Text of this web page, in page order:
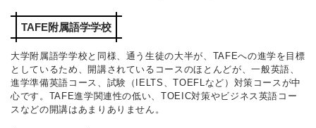
TAFE附属語学学校
大学附属語学学校と同様、通う生徒の大半が、TAFEへの進学を目標
としているため、開講されているコースのほとんどが、一般英語、
進学準備英語コース、試験（IELTS、TOEFLなど）対策コースが中
心です。TAFE進学関連性の低い、TOEIC対策やビジネス英語コー
スなどの開講はあまりありません。